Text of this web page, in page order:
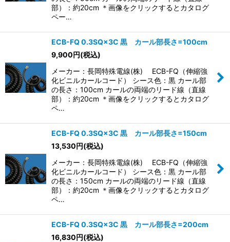
部）：約20cm ＊画像をクリックするとカタログ
ペー…
ECB-FQ 0.3SQ×3C 黒 カール部長さ=100cm
9,900円(税込)
メーカー：長岡特殊電線(株) ECB-FQ（伸縮強
化ビニルカールコード） シース色：黒 カール部
の長さ：100cm カールの両端のリード線（直線
部）：約20cm ＊画像をクリックするとカタログ
ペ…
ECB-FQ 0.3SQ×3C 黒 カール部長さ=150cm
13,530円(税込)
メーカー：長岡特殊電線(株) ECB-FQ（伸縮強
化ビニルカールコード） シース色：黒 カール部
の長さ：150cm カールの両端のリード線（直線
部）：約20cm ＊画像をクリックするとカタログ
ペ…
ECB-FQ 0.3SQ×3C 黒 カール部長さ=200cm
16,830円(税込)